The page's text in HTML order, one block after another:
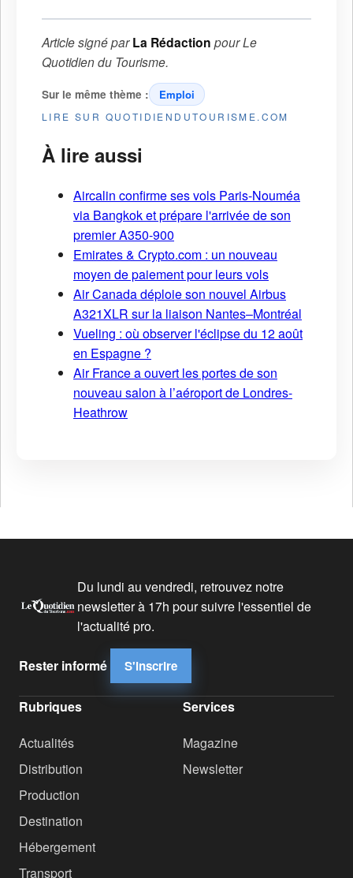
Article signé parLa Rédaction pourLe
Quotidien du Tourisme.
Sur le même thème : Emploi
LIRE SUR QUOTIDIENDUTOURISME.COM
À lire aussi
Aircalin confirme ses vols Paris-Nouméa
via Bangkok et prépare l'arrivée de son
premier A350-900
Emirates & Crypto.com : un nouveau
moyen de paiement pour leurs vols
Air Canada déploie son nouvel Airbus
A321XLR sur la liaison Nantes–Montréal
Vueling : où observer l'éclipse du 12 août
en Espagne ?
Air France a ouvert les portes de son
nouveau salon à l’aéroport de Londres-
Heathrow
Du lundi au vendredi, retrouvez notre
newsletter à 17h pour suivre l'essentiel de
l'actualité pro.
Rester informé S'inscrire
Rubriques
Actualités
Distribution
Production
Destination
Hébergement
Transport
Services
Magazine
Newsletter